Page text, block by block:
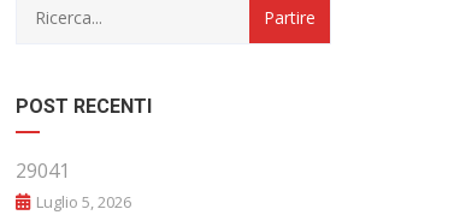
“Evoluzione e Innovazione: Il Futuro
POST RECENTI
29041
Luglio 5, 2026